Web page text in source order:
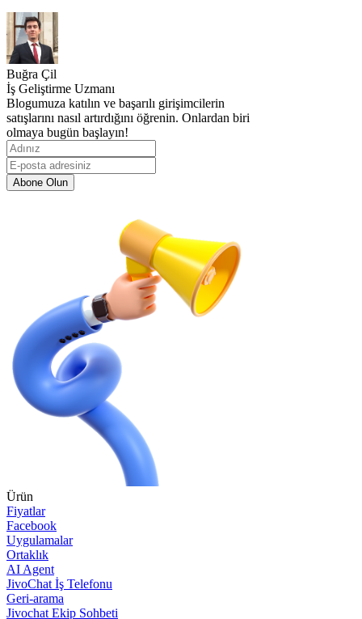
Buğra Çil
İş Geliştirme Uzmanı
Blogumuza katılın ve başarılı girişimcilerin
satışlarını nasıl artırdığını öğrenin. Onlardan biri
olmaya bugün başlayın!
Abone Olun
Ürün
Fiyatlar
Facebook
Uygulamalar
Ortaklık
AI Agent
JivoChat İş Telefonu
Geri-arama
Jivochat Ekip Sohbeti